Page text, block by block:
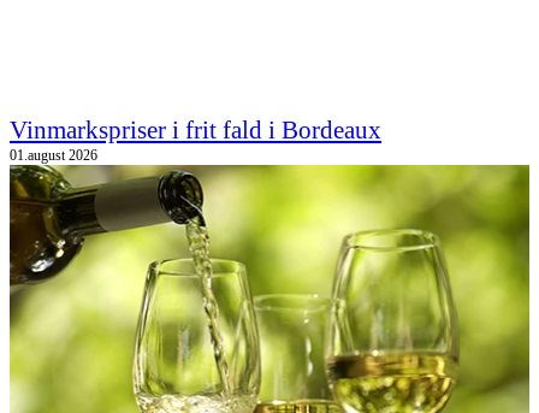
Vinmarkspriser i frit fald i Bordeaux
01.august 2026